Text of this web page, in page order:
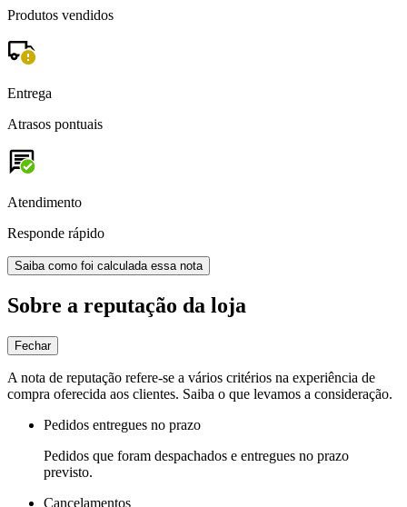
Produtos vendidos
Entrega
Atrasos pontuais
Atendimento
Responde rápido
Saiba como foi calculada essa nota
Sobre a reputação da loja
Fechar
A nota de reputação refere-se a vários critérios na experiência de
compra oferecida aos clientes. Saiba o que levamos a consideração.
Pedidos entregues no prazo
Pedidos que foram despachados e entregues no prazo
previsto.
Cancelamentos